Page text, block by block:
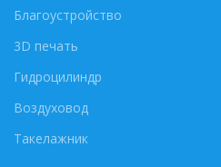
Благоустройство
3D печать
Гидроцилиндр
Воздуховод
Такелажник